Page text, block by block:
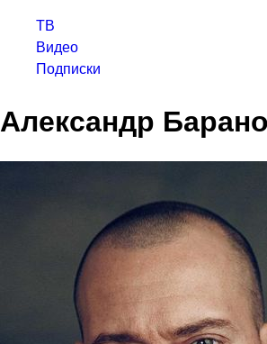
ТВ
Видео
Подписки
Александр